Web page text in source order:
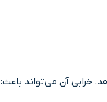
خرابی آن می‌تواند باعث: